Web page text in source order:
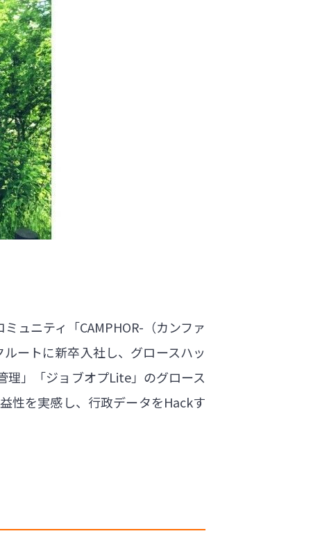
ュニティ「CAMPHOR-（カンファ
ートに新卒入社し、グロースハッ
理」「ジョブオプLite」のグロース
性を実感し、行政データをHackす